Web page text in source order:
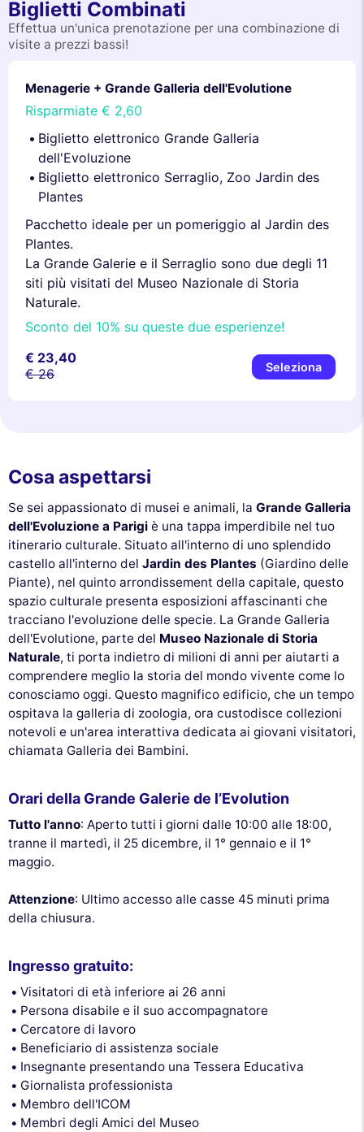
Biglietti Combinati
Effettua un'unica prenotazione per una combinazione di
visite a prezzi bassi!
Menagerie + Grande Galleria dell'Evolutione
Risparmiate € 2,60
Biglietto elettronico Grande Galleria
dell'Evoluzione
Biglietto elettronico Serraglio, Zoo Jardin des
Plantes
Pacchetto ideale per un pomeriggio al Jardin des
Plantes.
La Grande Galerie e il Serraglio sono due degli 11
siti più visitati del Museo Nazionale di Storia
Naturale.
Sconto del 10% su queste due esperienze!
€ 23,40
€ 26
Seleziona
Cosa aspettarsi
Se sei appassionato di musei e animali, la Grande Galleria
dell'Evoluzione a Parigi è una tappa imperdibile nel tuo
itinerario culturale. Situato all'interno di uno splendido
castello all'interno del Jardin des Plantes (Giardino delle
Piante), nel quinto arrondissement della capitale, questo
spazio culturale presenta esposizioni affascinanti che
tracciano l'evoluzione delle specie. La Grande Galleria
dell'Evolutione, parte del Museo Nazionale di Storia
Naturale, ti porta indietro di milioni di anni per aiutarti a
comprendere meglio la storia del mondo vivente come lo
conosciamo oggi. Questo magnifico edificio, che un tempo
ospitava la galleria di zoologia, ora custodisce collezioni
notevoli e un'area interattiva dedicata ai giovani visitatori,
chiamata Galleria dei Bambini.
Orari della Grande Galerie de l’Evolution
Tutto l'anno: Aperto tutti i giorni dalle 10:00 alle 18:00,
tranne il martedì, il 25 dicembre, il 1° gennaio e il 1°
maggio.
Attenzione: Ultimo accesso alle casse 45 minuti prima
della chiusura.
Ingresso gratuito:
Visitatori di età inferiore ai 26 anni
Persona disabile e il suo accompagnatore
Cercatore di lavoro
Beneficiario di assistenza sociale
Insegnante presentando una Tessera Educativa
Giornalista professionista
Membro dell'ICOM
Membri degli Amici del Museo